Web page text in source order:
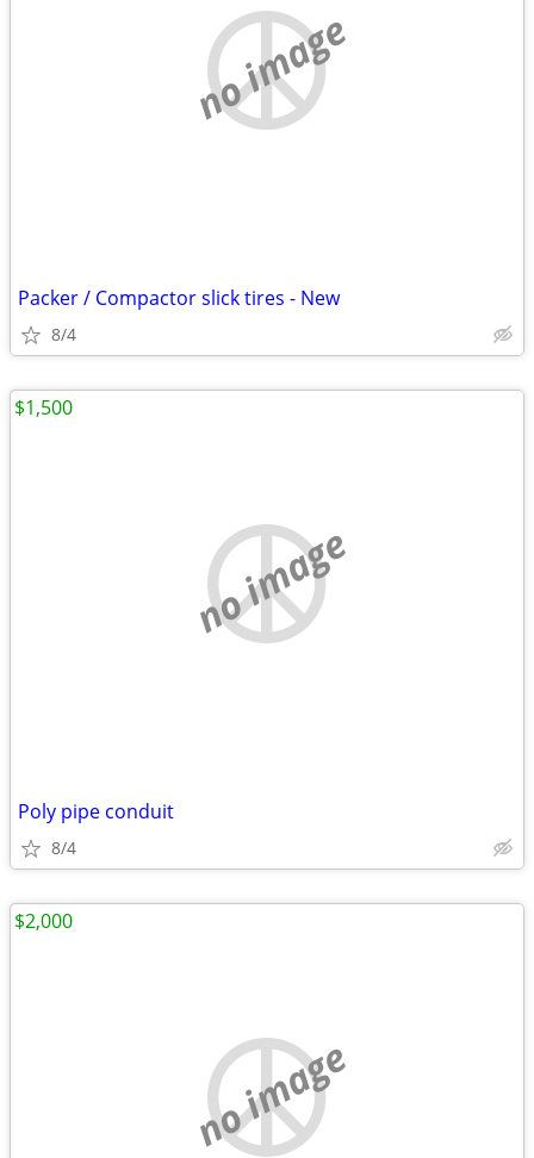
no image
Packer / Compactor slick tires - New
8/4
no image
Poly pipe conduit
8/4
$1,500
no image
$2,000